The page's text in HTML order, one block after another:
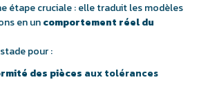
étape cruciale : elle traduit les modèles
en uncomportement réel du
pour :
des pièces aux tolérances